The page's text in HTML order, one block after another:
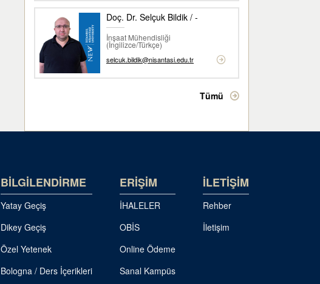
Doç. Dr. Selçuk Bildik / -
İnşaat Mühendisliği
(İngilizce/Türkçe)
selcuk.bildik@nisantasi.edu.tr
Tümü
BİLGİLENDİRME
Yatay Geçiş
Dikey Geçiş
Özel Yetenek
Bologna / Ders İçerikleri
ERİŞİM
İHALELER
OBİS
Online Ödeme
Sanal Kampüs
İLETİŞİM
Rehber
İletişim